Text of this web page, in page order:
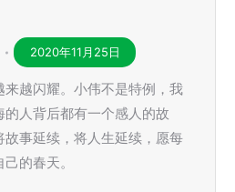
2020年11月25日
越闪耀。小伟不是特例，我
人背后都有一个感人的故
事延续，将人生延续，愿每
的春天。